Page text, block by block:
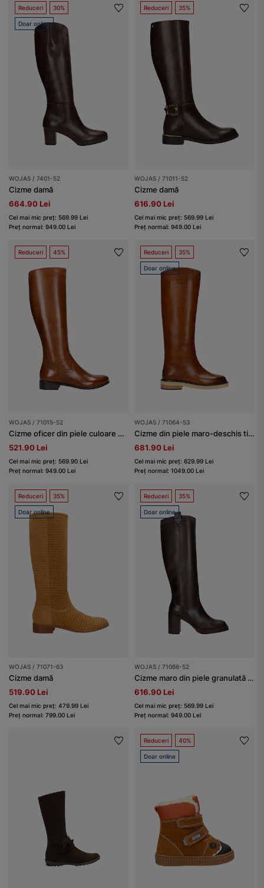
Reduceri 30%
Doar online
WOJAS / 7401-52
Cizme damă
664.90 Lei
Cel mai mic preț: 569.99 Lei
Preț normal: 949.00 Lei
Reduceri 35%
WOJAS / 71011-52
Cizme damă
616.90 Lei
Cel mai mic preț: 569.99 Lei
Preț normal: 949.00 Lei
Reduceri 45%
WOJAS / 71015-52
Cizme oficer din piele culoare maro
521.90 Lei
Cel mai mic preț: 569.90 Lei
Preț normal: 949.00 Lei
Reduceri 35%
Doar online
WOJAS / 71064-53
Cizme din piele maro-deschis tip oficer
681.90 Lei
Cel mai mic preț: 629.99 Lei
Preț normal: 1049.00 Lei
Reduceri 35%
Doar online
WOJAS / 71071-63
Cizme damă
519.90 Lei
Cel mai mic preț: 479.99 Lei
Preț normal: 799.00 Lei
Reduceri 35%
Doar online
WOJAS / 71066-52
Cizme maro din piele granulată damă
616.90 Lei
Cel mai mic preț: 569.99 Lei
Preț normal: 949.00 Lei
Reduceri 40%
Doar online